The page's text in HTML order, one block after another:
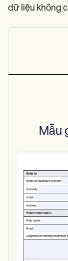
dữ liệu không
Mẫu